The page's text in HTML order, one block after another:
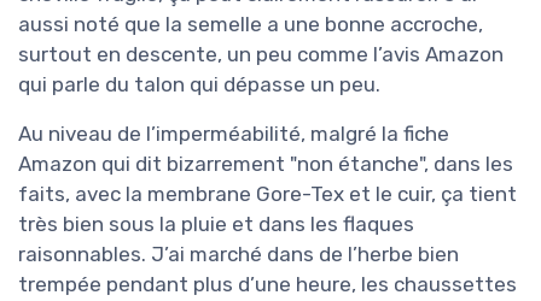
aussi noté que la semelle a une bonne accroche,
surtout en descente, un peu comme l’avis Amazon
qui parle du talon qui dépasse un peu.
Au niveau de l’imperméabilité, malgré la fiche
Amazon qui dit bizarrement "non étanche", dans les
faits, avec la membrane Gore-Tex et le cuir, ça tient
très bien sous la pluie et dans les flaques
raisonnables. J’ai marché dans de l’herbe bien
trempée pendant plus d’une heure, les chaussettes